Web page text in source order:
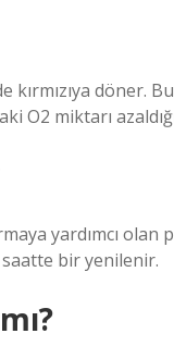
döner.
O2 miktarı
yardımcı olan
bir yenilenir.